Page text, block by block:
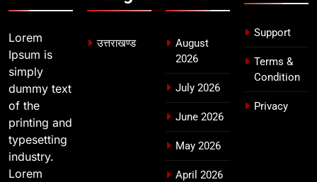
Lorem
Ipsum is
simply
dummy text
of the
printing and
typesetting
industry.
Lorem
उत्तराखण्ड
August
2026
July 2026
June 2026
May 2026
April 2026
Support
Terms &
Condition
Privacy